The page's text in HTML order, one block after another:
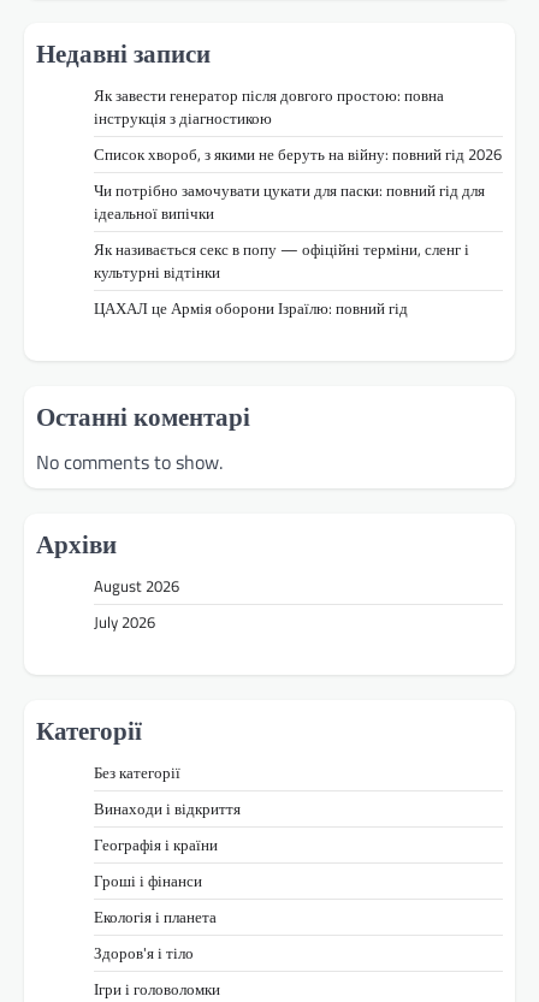
Недавні записи
Як завести генератор після довгого простою: повна
інструкція з діагностикою
Список хвороб, з якими не беруть на війну: повний гід 2026
Чи потрібно замочувати цукати для паски: повний гід для
ідеальної випічки
Як називається секс в попу — офіційні терміни, сленг і
культурні відтінки
ЦАХАЛ це Армія оборони Ізраїлю: повний гід
Останні коментарі
No comments to show.
Архіви
August 2026
July 2026
Категорії
Без категорії
Винаходи і відкриття
Географія і країни
Гроші і фінанси
Екологія і планета
Здоров'я і тіло
Ігри і головоломки